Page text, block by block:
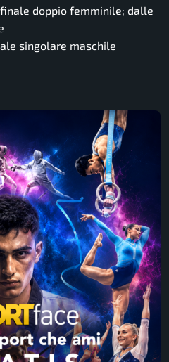
doppio femminile; dalle
singolare maschile